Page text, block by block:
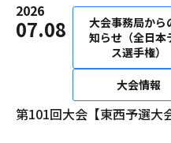
2026
07.08
大会事務局から
知らせ（全日本
ス選手権）
大会情報
第101回大会【東西予選大